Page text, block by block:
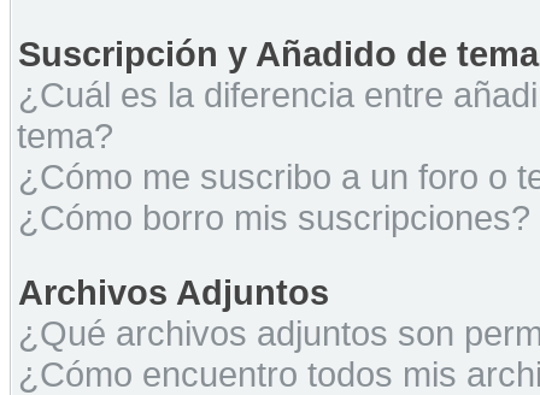
Suscripción y Añadido de
¿Cuál es la diferencia entre
tema?
¿Cómo me suscribo a un foro o
¿Cómo borro mis suscripciones?
Archivos Adjuntos
¿Qué archivos adjuntos son
¿Cómo encuentro todos mis